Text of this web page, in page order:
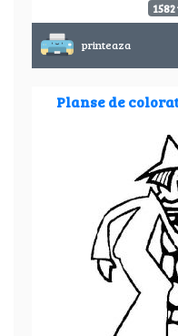
printeaza
Planse de